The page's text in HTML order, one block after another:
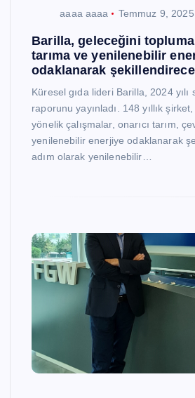
aaaa aaaa Temmuz 9, 2025
Barilla, geleceğini topluma,
tarıma ve yenilenebilir
odaklanarak
Küresel gıda lideri Barilla, 2024
raporunu yayınladı. 148 yıllık
yönelik çalışmalar, onarıcı tarım,
yenilenebilir enerjiye odaklanarak
adım olarak yenilenebilir…